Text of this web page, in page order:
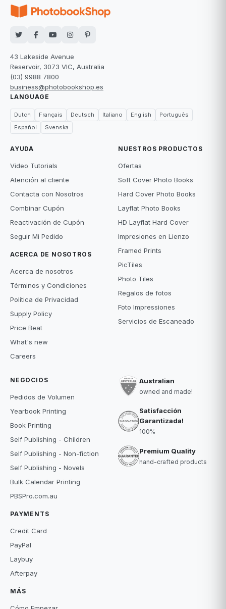
43 Lakeside Avenue
Reservoir, 3073 VIC, Australia
(03) 9988 7800
business@photobookshop.es
LANGUAGE
Dutch Français Deutsch Italiano English
Português
Español
Svenska
AYUDA
Video Tutorials
Atención al cliente
Contacta con Nosotros
Combinar Cupón
Reactivación de Cupón
Seguir Mi Pedido
ACERCA DE NOSOTROS
Acerca de nosotros
Términos y Condiciones
Política de Privacidad
Supply Policy
Price Beat
What's new
Careers
NUESTROS PRODUCTOS
Ofertas
Soft Cover Photo Books
Hard Cover Photo Books
Layflat Photo Books
HD Layflat Hard Cover
Impresiones en Lienzo
Framed Prints
PicTiles
Photo Tiles
Regalos de fotos
Foto Impressiones
Servicios de Escaneado
NEGOCIOS
Pedidos de Volumen
Yearbook Printing
Book Printing
Self Publishing - Children
Self Publishing - Non-fiction
Self Publishing - Novels
Bulk Calendar Printing
PBSPro.com.au
PAYMENTS
Credit Card
PayPal
Laybuy
Afterpay
MÁS
Australian
owned and made!
Satisfacción
Garantizada!
100%
Premium Quality
hand-crafted products